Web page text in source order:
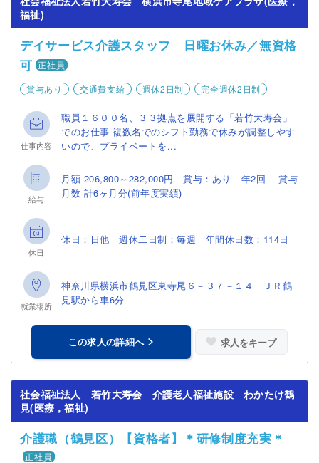
福祉)
デイサービス介護スタッフ 日曜お休み／無資格
可 正社員
賞与あり
交通費支給 週休2日制 完全週休2日制
仕事内容
職員１６００名、３３拠点を展開する「若竹大寿会」
でのお仕事 複数名でのシフト勤務で休みが調整しやす
いので、プライベートを...
給与
月額 206,800～282,000円 賞与：あり 年2回 賞与
月数 計6ヶ月分(前年度実績)
休日
休日：日他 週休二日制：毎週 年間休日数：114日
就業場所
神奈川県横浜市鶴見区東寺尾６－３７－１４ ＪＲ鶴
見駅から車6分
この求人の詳細へ 求人をキープ
社会福祉法人 若竹大寿会 介護老人福祉施設 わかたけ鶴
見(医療，福祉)
介護職（鶴見区）【資格者】＊研修制度充実＊
正社員